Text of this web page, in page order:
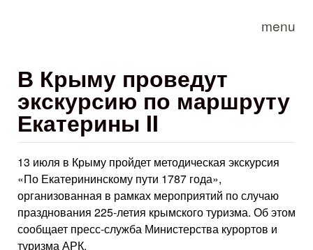
menu
В Крыму проведут
экскурсию по маршруту
Екатерины II
13 июля в Крыму пройдет методическая экскурсия
«По Екатерининскому пути 1787 года»,
организованная в рамках мероприятий по случаю
празднования 225-летия крымского туризма. Об этом
сообщает пресс-служба Министерства курортов и
туризма АРК.